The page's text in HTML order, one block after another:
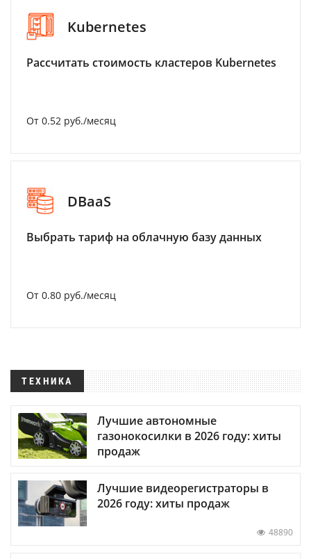
Kubernetes
Рассчитать стоимость кластеров Kubernetes
От 0.52 руб./месяц
DBaaS
Выбрать тариф на облачную базу данных
От 0.80 руб./месяц
ТЕХНИКА
Лучшие автономные
газонокосилки в 2026 году: хиты
продаж
Лучшие видеорегистраторы в
2026 году: хиты продаж
48890